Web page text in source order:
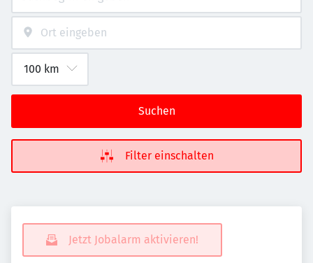
Suchen
Filter einschalten
Jetzt Jobalarm aktivieren!